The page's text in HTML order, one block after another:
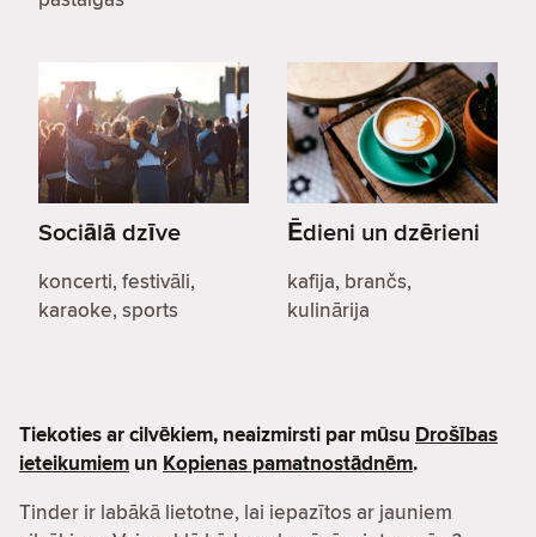
Sociālā dzīve
koncerti, festivāli,
karaoke, sports
Ēdieni un dzērieni
kafija, brančs,
kulinārija
Tiekoties ar cilvēkiem, neaizmirsti par mūsu Drošības
ieteikumiem un Kopienas pamatnostādnēm.
Tinder ir labākā lietotne, lai iepazītos ar jauniem